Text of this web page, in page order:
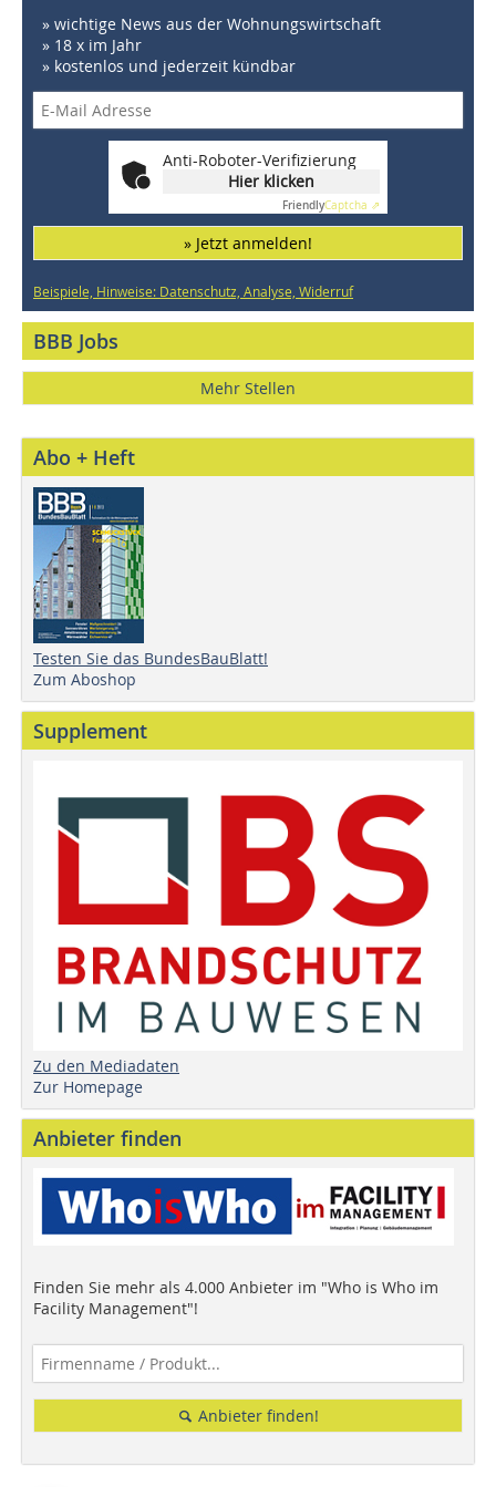
» wichtige News aus der Wohnungswirtschaft
» 18 x im Jahr
» kostenlos und jederzeit kündbar
Anti-Roboter-Verifizierung
Hier klicken
FriendlyCaptcha ⇗
» Jetzt anmelden!
Beispiele, Hinweise: Datenschutz, Analyse, Widerruf
BBB Jobs
Mehr Stellen
Abo + Heft
Testen Sie das BundesBauBlatt!
Zum Aboshop
Supplement
Zu den Mediadaten
Zur Homepage
Anbieter finden
Finden Sie mehr als 4.000 Anbieter im "Who is Who im
Facility Management"!
Anbieter finden!